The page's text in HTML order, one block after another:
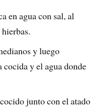
en agua con sal, al
y luego
y el agua donde
junto con el atado